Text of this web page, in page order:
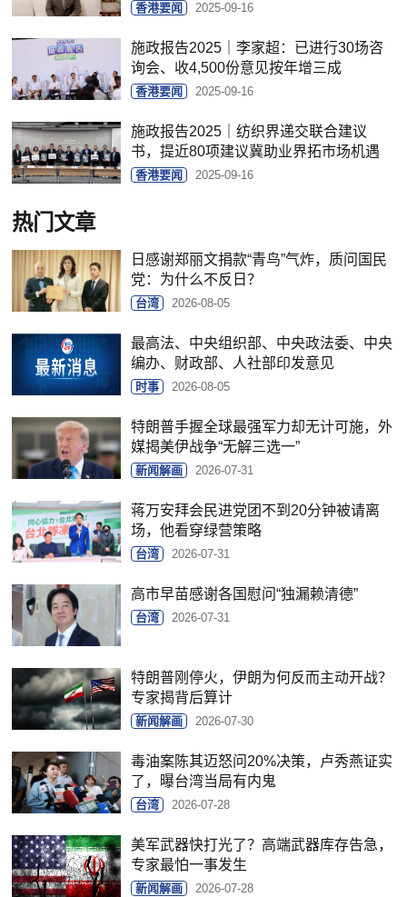
香港要闻 2025-09-16
施政报告2025｜李家超：已进行30场咨
询会、收4,500份意见按年增三成
香港要闻 2025-09-16
施政报告2025｜纺织界递交联合建议
书，提近80项建议冀助业界拓市场机遇
香港要闻 2025-09-16
热门文章
日感谢郑丽文捐款“青鸟”气炸，质问国民
党：为什么不反日？
台湾 2026-08-05
最高法、中央组织部、中央政法委、中央
编办、财政部、人社部印发意见
时事 2026-08-05
特朗普手握全球最强军力却无计可施，外
媒揭美伊战争“无解三选一”
新闻解画 2026-07-31
蒋万安拜会民进党团不到20分钟被请离
场，他看穿绿营策略
台湾 2026-07-31
高市早苗感谢各国慰问“独漏赖清德”
台湾 2026-07-31
特朗普刚停火，伊朗为何反而主动开战？
专家揭背后算计
新闻解画 2026-07-30
毒油案陈其迈怒问20%决策，卢秀燕证实
了，曝台湾当局有内鬼
台湾 2026-07-28
美军武器快打光了？高端武器库存告急，
专家最怕一事发生
新闻解画 2026-07-28